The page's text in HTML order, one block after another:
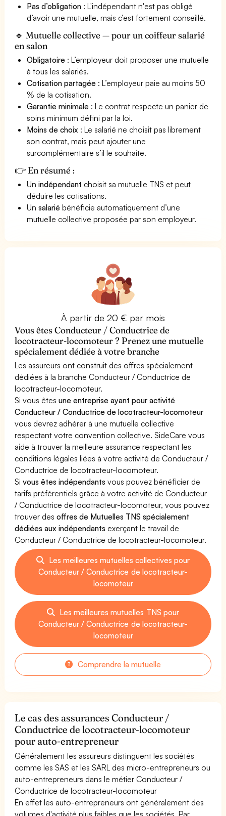
Pas d’obligation : L'indépendant n'est pas obligé
d’avoir une mutuelle, mais c’est fortement conseillé.
🔹 Mutuelle collective — pour un coiffeur salarié
en salon
Obligatoire : L’employeur doit proposer une mutuelle
à tous les salariés.
Cotisation partagée : L’employeur paie au moins 50
% de la cotisation.
Garantie minimale : Le contrat respecte un panier de
soins minimum défini par la loi.
Moins de choix : Le salarié ne choisit pas librement
son contrat, mais peut ajouter une
surcomplémentaire s’il le souhaite.
👉 En résumé :
Unindépendant choisit sa mutuelle TNS et peut
déduire les cotisations.
Unsalarié bénéficie automatiquement d’une
mutuelle collective proposée par son employeur.
À partir de 20 € par mois
Vous êtes Conducteur / Conductrice de
locotracteur-locomoteur ? Prenez une mutuelle
spécialement dédiée à votre branche
Les assureurs ont construit des offres spécialement
dédiées à la branche Conducteur / Conductrice de
locotracteur-locomoteur.
Si vous êtesune entreprise ayant pour activité
Conducteur / Conductrice de locotracteur-locomoteur
vous devrez adhérer à une mutuelle collective
respectant votre convention collective. SideCare vous
aide à trouver la meilleure assurance respectant les
conditions légales liées à votre activité de Conducteur /
Conductrice de locotracteur-locomoteur.
Sivous êtes indépendants vous pouvez bénéficier de
tarifs préférentiels grâce à votre activité de Conducteur
/ Conductrice de locotracteur-locomoteur, vous pouvez
trouver desoffres de Mutuelles TNS spécialement
dédiées aux indépendants exerçant le travail de
Conducteur / Conductrice de locotracteur-locomoteur.
Les meilleures mutuelles collectives pour
Conducteur / Conductrice de locotracteur-
locomoteur
Les meilleures mutuelles TNS pour
Conducteur / Conductrice de locotracteur-
locomoteur
Comprendre la mutuelle
Le cas des assurances Conducteur /
Conductrice de locotracteur-locomoteur
pour auto-entrepreneur
Généralement les assureurs distinguent les sociétés
comme les SAS et les SARL des micro-entrepreneurs ou
auto-entrepreneurs dans le métier Conducteur /
Conductrice de locotracteur-locomoteur
En effet les auto-entrepreneurs ont généralement des
volumes d'activité plus faibles que les sociétés. Par